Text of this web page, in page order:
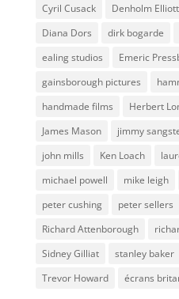
Cyril Cusack
Denholm Elliott
Diana Dors
dirk bogarde
ealing studios
Emeric
gainsborough pictures
handmade films
Herbert
James Mason
jimmy
john mills
Ken Loach
michael powell
mike leigh
peter cushing
peter sellers
Richard Attenborough
Sidney Gilliat
stanley baker
Trevor Howard
écrans